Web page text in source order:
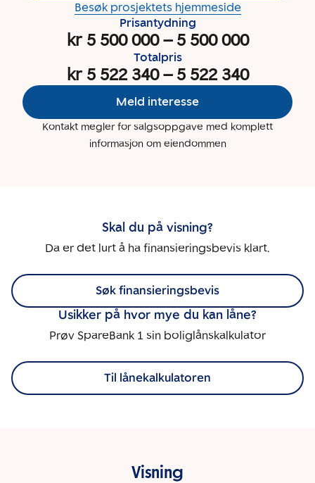
Besøk prosjektets hjemmeside
Prisantydning
kr 5 500 000– 5 500 000
Totalpris
kr 5 522 340– 5 522 340
Meld interesse
Kontakt megler for salgsoppgave med komplett
informasjon om eiendommen
Skal du på visning?
Da er det lurt å ha finansieringsbevis klart.
Søk finansieringsbevis
Usikker på hvor mye du kan låne?
Prøv SpareBank 1 sin boliglånskalkulator
Til lånekalkulatoren
Visning